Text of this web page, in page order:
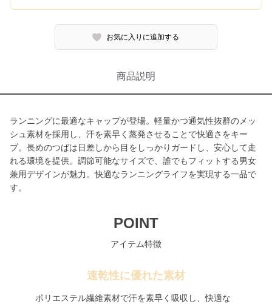
お気に入りに追加する
商品説明
ランニングに最適なキャップが登場。軽量かつ通気性抜群のメッ
シュ素材を採用し、汗を素早く蒸発させることで快適さをキー
プ。長めのつばは日差しから目をしっかりガードし、安心して走
れる環境を提供。調節可能なサイズで、誰でもフィットする男女
兼用デザインが魅力。快適なランニングライフを実現する一品で
す。
POINT
アイテム特徴
速乾性に優れた素材
ポリエステル繊維素材で汗を素早く吸収し、快適な